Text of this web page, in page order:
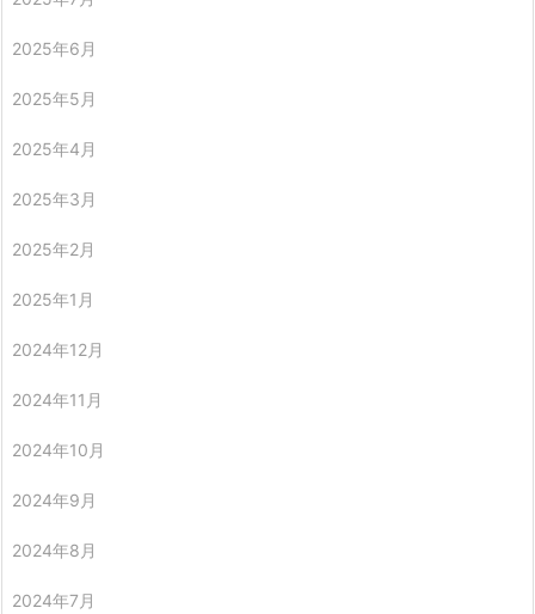
2025年6月
2025年5月
2025年4月
2025年3月
2025年2月
2025年1月
2024年12月
2024年11月
2024年10月
2024年9月
2024年8月
2024年7月